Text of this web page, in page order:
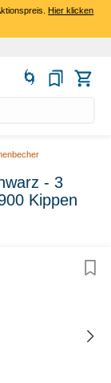
Hier klicken
- 3
Kippen